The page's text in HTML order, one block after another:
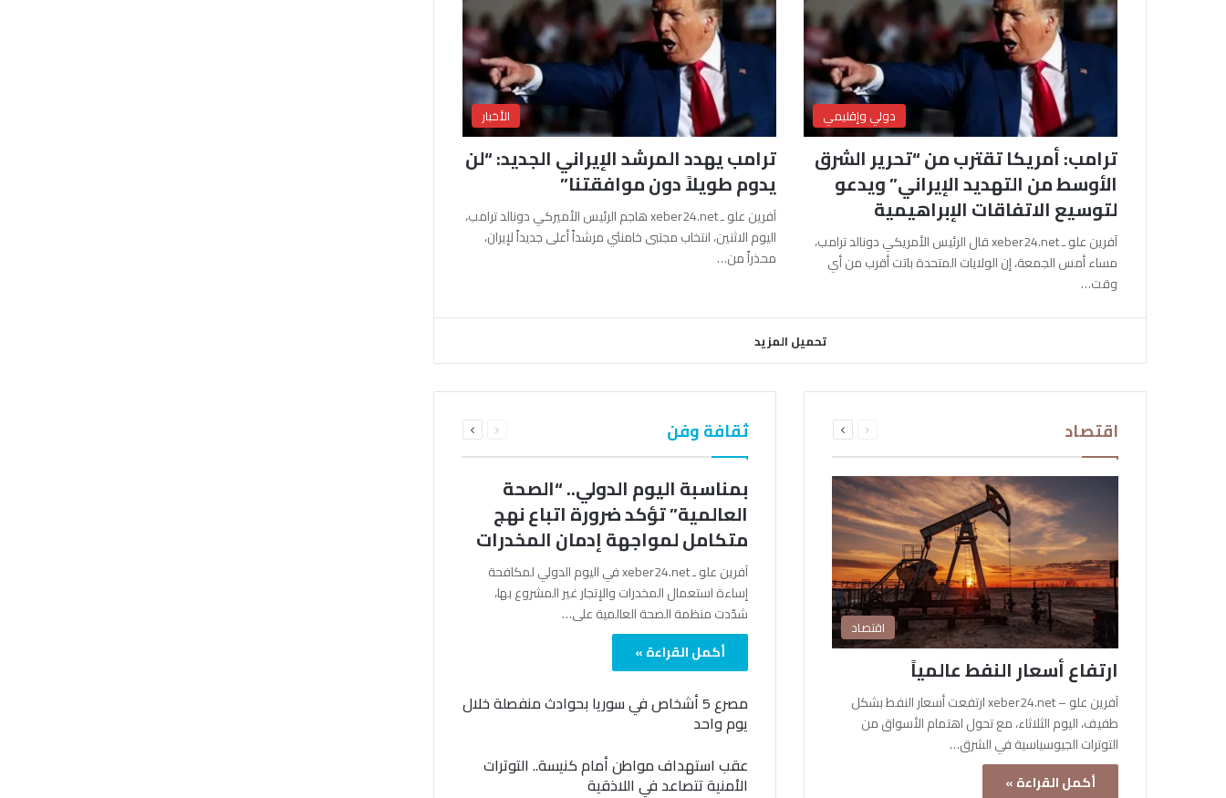
دولي وإقليمي
ترامب: أمريكا تقترب من “تحرير الشرق
الأوسط من التهديد الإيراني” ويدعو
لتوسيع الاتفاقات الإبراهيمية
آفرين علو ـ xeber24.net قال الرئيس الأمريكي دونالد ترامب،
مساء أمس الجمعة، إن الولايات المتحدة باتت أقرب من أي
وقت…
الأخبار
ترامب يهدد المرشد الإيراني الجديد: “لن
يدوم طويلاً دون موافقتنا”
آفرين علو ـ xeber24.net هاجم الرئيس الأميركي دونالد ترامب،
اليوم الاثنين، انتخاب مجتبى خامنئي مرشداً أعلى جديداً لإيران،
محذراً من…
تحميل المزيد
اقتصاد الصفحةالصفحة
اقتصاد
ارتفاع أسعار النفط عالمياً
آفرين علو – xeber24.net ارتفعت أسعار النفط بشكل
طفيف، اليوم الثلاثاء، مع تحول اهتمام الأسواق من
التوترات الجيوسياسية في الشرق…
أكمل القراءة »
ثقافة وفن الصفحةالصفحة
بمناسبة اليوم الدولي.. “الصحة
العالمية” تؤكد ضرورة اتباع نهج
متكامل لمواجهة إدمان المخدرات
آفرين علو ـ xeber24.net في اليوم الدولي لمكافحة
إساءة استعمال المخدرات والإتجار غير المشروع بها،
شدّدت منظمة الصحة العالمية على…
أكمل القراءة »
مصرع 5 أشخاص في سوريا بحوادث منفصلة خلال
يوم واحد
عقب استهداف مواطن أمام كنيسة.. التوترات
الأمنية تتصاعد في اللاذقية